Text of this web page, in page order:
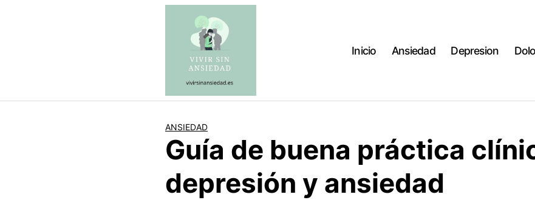
Inicio Ansiedad Depresion
ANSIEDAD
Guía de buena práctica
depresión y ansiedad